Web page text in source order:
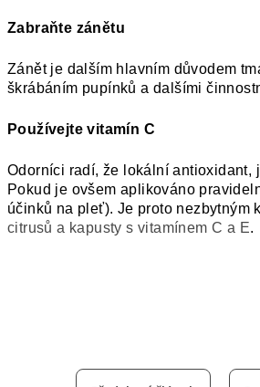
Zabraňte zánětu
Zánět je dalším hlavním důvodem
škrábáním pupínků a dalšími
Používejte vitamín C
Odorníci radí, že lokální antioxidant,
Pokud je ovšem aplikováno
účinků na pleť). Je proto nezbytným
citrusů a kapusty s vitamínem C a E.